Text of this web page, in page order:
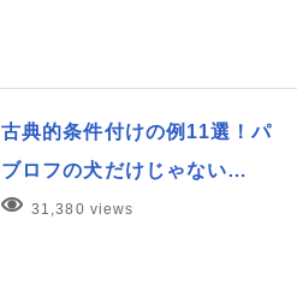
古典的条件付けの例11選！パ
ブロフの犬だけじゃない…
31,380 views